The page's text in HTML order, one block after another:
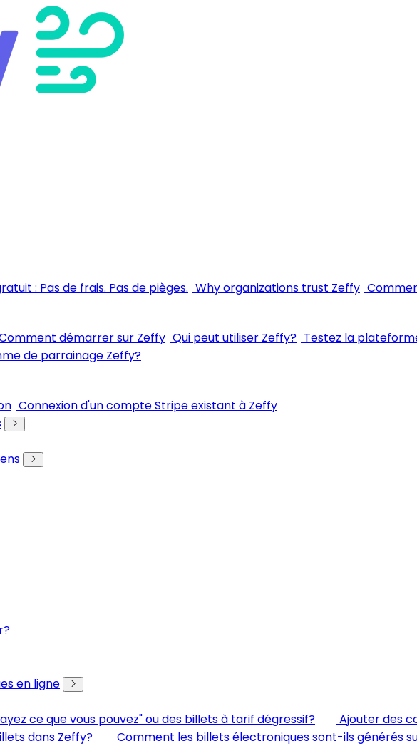
: Pas de frais. Pas de pièges. Why organizations trust Zeffy
démarrer sur Zeffy Qui peut utiliser Zeffy? Testez la
de parrainage Zeffy?
Connexion d'un compte Stripe existant à Zeffy
en ligne
ce que vous pouvez" ou des billets à tarif dégressif?
Ajouter des
dans Zeffy?
Comment les billets électroniques sont-ils générés